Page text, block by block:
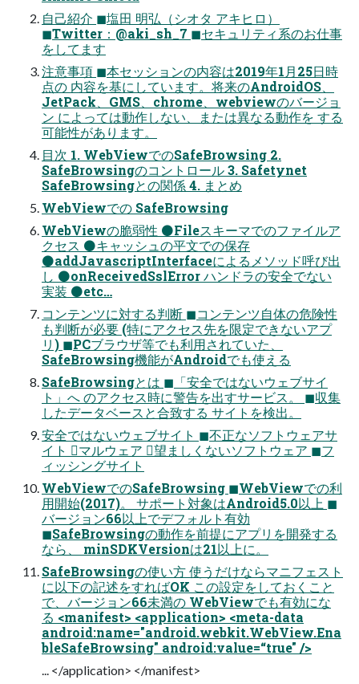
自己紹介 ◼塩田 明弘（シオタ アキヒロ）
◼Twitter：@aki_sh_7 ◼セキュリティ系のお仕事
をしてます
注意事項 ◼本セッションの内容は2019年1月25日時
点の 内容を基にしています。将来のAndroidOS、
JetPack、GMS、chrome、webviewのバージョ
ン によっては動作しない、または異なる動作を する
可能性があります。
目次 1. WebViewでのSafeBrowsing 2.
SafeBrowsingのコントロール 3. Safetynet
SafeBrowsingとの関係 4. まとめ
WebViewでの SafeBrowsing
WebViewの脆弱性 ⚫Fileスキーマでのファイルア
クセス ⚫キャッシュの平文での保存
⚫addJavascriptInterfaceによるメソッド呼び出
し ⚫onReceivedSslError ハンドラの安全でない
実装 ⚫etc…
コンテンツに対する判断 ◼コンテンツ自体の危険性
も判断が必要 (特にアクセス先を限定できないアプ
リ) ◼PCブラウザ等でも利用されていた、
SafeBrowsing機能がAndroidでも使える
SafeBrowsingとは ◼「安全ではないウェブサイ
ト」へ のアクセス時に警告を出すサービス。 ◼収集
したデータベースと合致する サイトを検出。
安全ではないウェブサイト ◼不正なソフトウェアサ
イト マルウェア 望ましくないソフトウェア ◼フ
ィッシングサイト
WebViewでのSafeBrowsing ◼WebViewでの利
用開始(2017)。 サポート対象はAndroid5.0以上 ◼
バージョン66以上でデフォルト有効
◼SafeBrowsingの動作を前提にアプリを開発する
なら、 minSDKVersionは21以上に。
SafeBrowsingの使い方 使うだけならマニフェスト
に以下の記述をすればOK この設定をしておくこと
で、バージョン66未満の WebViewでも有効にな
る <manifest> <application> <meta-data
android:name="android.webkit.WebView.Ena
bleSafeBrowsing" android:value=“true" />
... </application> </manifest>